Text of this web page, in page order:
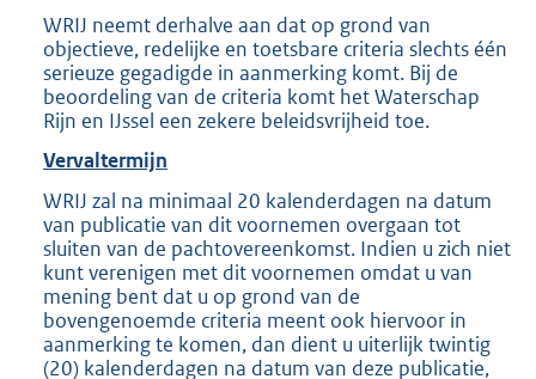
WRIJ neemt derhalve aan dat op grond van
objectieve, redelijke en toetsbare criteria slechts één
serieuze gegadigde in aanmerking komt. Bij de
beoordeling van de criteria komt het Waterschap
Rijn en IJssel een zekere beleidsvrijheid toe.
Vervaltermijn
WRIJ zal na minimaal 20 kalenderdagen na datum
van publicatie van dit voornemen overgaan tot
sluiten van de pachtovereenkomst. Indien u zich niet
kunt verenigen met dit voornemen omdat u van
mening bent dat u op grond van de
bovengenoemde criteria meent ook hiervoor in
aanmerking te komen, dan dient u uiterlijk twintig
(20) kalenderdagen na datum van deze publicatie,